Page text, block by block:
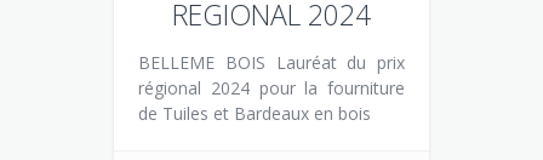
REGIONAL 2024
BELLEME BOIS Lauréat du prix
régional 2024 pour la fourniture
de Tuiles et Bardeaux en bois